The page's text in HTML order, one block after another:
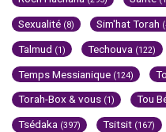
Sexualité (8) Sim'hat Torah
Talmud (1) Techouva (122)
Temps Messianique (124)
Torah-Box & vous (1) Tou
Tsédaka (397) Tsitsit (167)